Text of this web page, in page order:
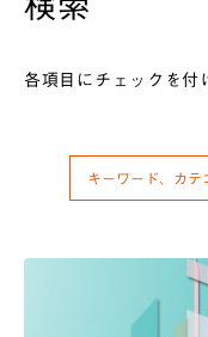
各項目にチェックを付
キーワード、カテ